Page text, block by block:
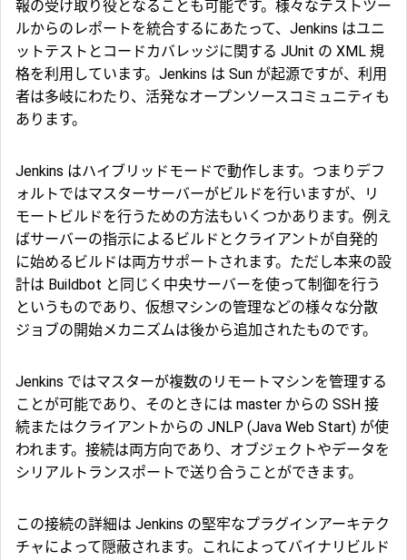
報の受け取り役となることも可能です。様々なテストツー
ルからのレポートを統合するにあたって、Jenkins はユニ
ットテストとコードカバレッジに関する JUnit の XML 規
格を利用しています。Jenkins は Sun が起源ですが、利用
者は多岐にわたり、活発なオープンソースコミュニティも
あります。
Jenkins はハイブリッドモードで動作します。つまりデフ
ォルトではマスターサーバーがビルドを行いますが、リ
モートビルドを行うための方法もいくつかあります。例え
ばサーバーの指示によるビルドとクライアントが自発的
に始めるビルドは両方サポートされます。ただし本来の設
計は Buildbot と同じく中央サーバーを使って制御を行う
というものであり、仮想マシンの管理などの様々な分散
ジョブの開始メカニズムは後から追加されたものです。
Jenkins ではマスターが複数のリモートマシンを管理する
ことが可能であり、そのときには master からの SSH 接
続またはクライアントからの JNLP (Java Web Start) が使
われます。接続は両方向であり、オブジェクトやデータを
シリアルトランスポートで送り合うことができます。
この接続の詳細は Jenkins の堅牢なプラグインアーキテク
チャによって隠蔽されます。これによってバイナリビルド